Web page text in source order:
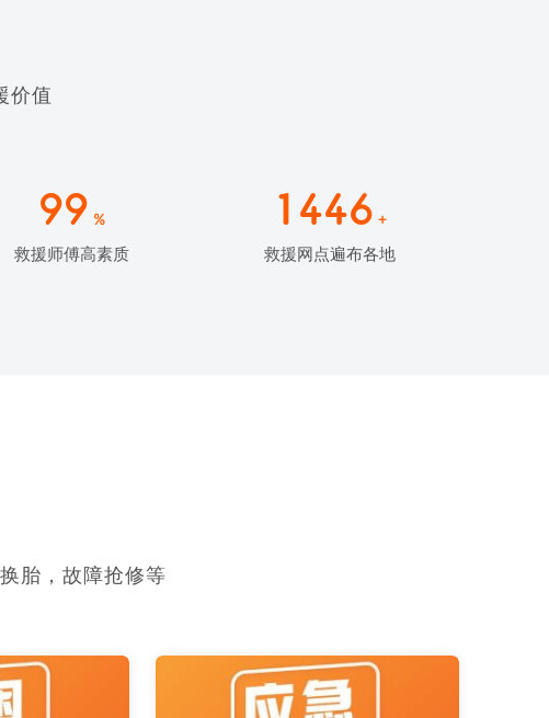
价值
99 %
救援师傅高素质
1446 +
救援网点遍布各地
胎，故障抢修等